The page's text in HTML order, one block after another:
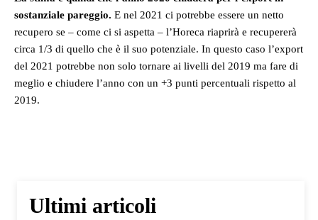
sostanziale pareggio. E nel 2021 ci potrebbe essere un netto
recupero se – come ci si aspetta – l’Horeca riaprirà e recupererà
circa 1/3 di quello che è il suo potenziale. In questo caso l’export
del 2021 potrebbe non solo tornare ai livelli del 2019 ma fare di
meglio e chiudere l’anno con un +3 punti percentuali rispetto al
2019.
Ultimi articoli